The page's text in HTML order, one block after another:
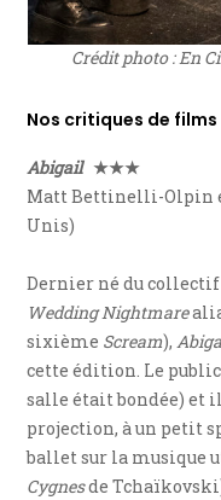
Crédit photo : En
Nos critiques de films
Abigail★★★
Matt Bettinelli-Olpin
Unis)
Dernier né du collectif
Wedding Nightmare
sixième Scream),
cette édition. Le
salle était bondée) et
projection, à un petit
ballet sur la musique
Cygnesde